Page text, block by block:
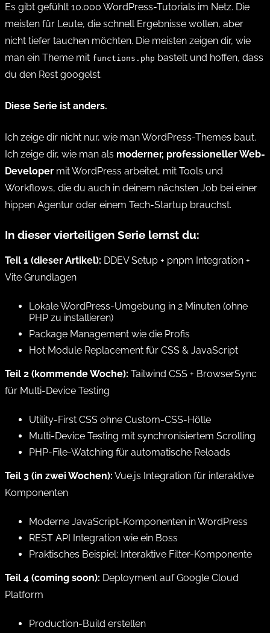
Es gibt gefühlt 10.000 WordPress-Tutorials im Netz. Die
meisten für Leute, die schnell Ergebnisse wollen, aber
nicht tiefer tauchen möchten. Die meisten zeigen dir, wie
man ein Theme mit functions.php bastelt und hoffen, dass
du den Rest googelst.
Diese Serie ist anders.
Ich zeige dir nicht nur, wie man WordPress-Themes baut.
Ich zeige dir, wie man als moderner, professioneller Web-
Developer mit WordPress arbeitet, mit Tools und
Workflows, die du auch in deinem nächsten Job bei einer
hippen Agentur oder einem Tech-Startup brauchst.
In dieser vierteiligen Serie lernst du:
Teil 1 (dieser Artikel): DDEV Setup + pnpm Integration +
Vite Grundlagen
Lokale WordPress-Umgebung in 2 Minuten (ohne
PHP zu installieren)
Package Management wie die Profis
Hot Module Replacement für CSS & JavaScript
Teil 2 (kommende Woche): Tailwind CSS + BrowserSync
für Multi-Device Testing
Utility-First CSS ohne Custom-CSS-Hölle
Multi-Device Testing mit synchronisiertem Scrolling
PHP-File-Watching für automatische Reloads
Teil 3 (in zwei Wochen): Vue.js Integration für interaktive
Komponenten
Moderne JavaScript-Komponenten in WordPress
REST API Integration wie ein Boss
Praktisches Beispiel: Interaktive Filter-Komponente
Teil 4 (coming soon): Deployment auf Google Cloud
Platform
Production-Build erstellen